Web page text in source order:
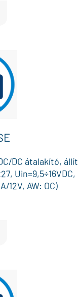
DC átalakító,
12V, AW: OC)